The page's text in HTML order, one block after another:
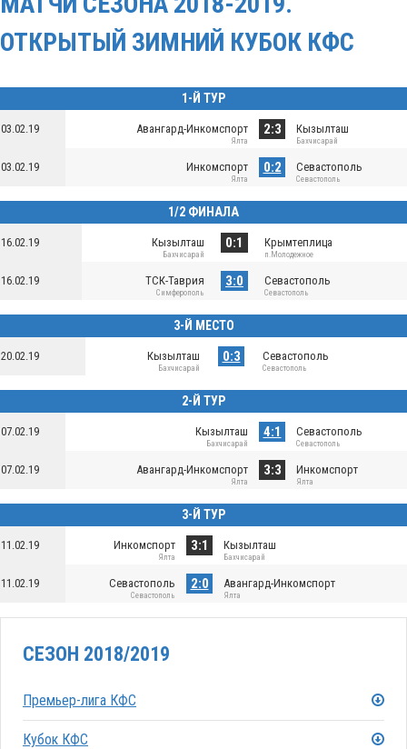
ОТКРЫТЫЙ ЗИМНИЙ КУБОК КФС
1-Й ТУР
03.02.19 Авангард-Инкомспорт
Ялта
2:3 Кызылташ
Бахчисарай
03.02.19 Инкомспорт
Ялта
0:2 Севастополь
Севастополь
1/2 ФИНАЛА
16.02.19 Кызылташ
Бахчисарай
0:1 Крымтеплица
п.Молодежное
16.02.19 ТСК-Таврия
Симферополь
3:0 Севастополь
Севастополь
3-Й МЕСТО
20.02.19 Кызылташ
Бахчисарай
0:3 Севастополь
Севастополь
2-Й ТУР
07.02.19 Кызылташ
Бахчисарай
4:1 Севастополь
Севастополь
07.02.19 Авангард-Инкомспорт
Ялта
3:3 Инкомспорт
Ялта
3-Й ТУР
11.02.19 Инкомспорт
Ялта
3:1 Кызылташ
Бахчисарай
11.02.19 Севастополь
Севастополь
2:0 Авангард-Инкомспорт
Ялта
СЕЗОН 2018/2019
Премьер-лига КФС
Кубок КФС